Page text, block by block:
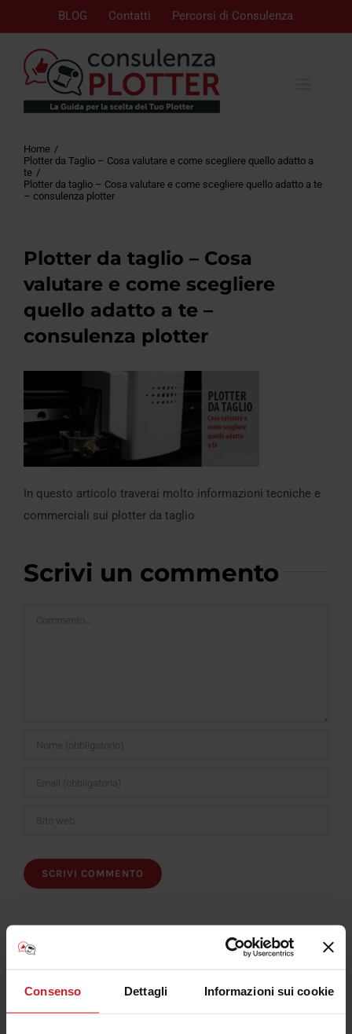
Consenso Dettagli Informazioni sui cookie
BLOG Contatti Percorsi di Consulenza
Home
Plotter da Taglio – Cosa valutare e come scegliere quello adatto a
te
Plotter da taglio – Cosa valutare e come scegliere quello adatto a te
– consulenza plotter
Plotter da taglio – Cosa
valutare e come scegliere
quello adatto a te –
consulenza plotter
In questo articolo traverai molto informazioni tecniche e
commerciali sui plotter da taglio
Scrivi un commento